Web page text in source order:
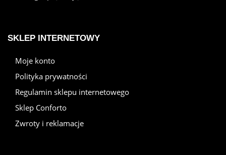
SKLEP INTERNETOWY
Moje konto
Polityka prywatności
Regulamin sklepu internetowego
Sklep Conforto
Zwroty i reklamacje